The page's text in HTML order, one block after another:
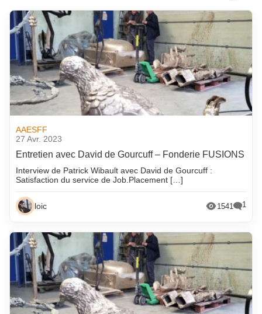
AAESFF
27 Avr. 2023
Entretien avec David de Gourcuff – Fonderie FUSIONS
Interview de Patrick Wibault avec David de Gourcuff :
Satisfaction du service de Job.Placement […]
loic 1541 1